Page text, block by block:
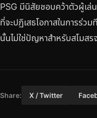
PSG มีนิสัยชอบคว้าตัวผู้เ
ที่จะปฏิเสธโอกาสในการร่ว
นั้นไม่ใช่ปัญหาสำหรับสโมส
Share: X / Twitter